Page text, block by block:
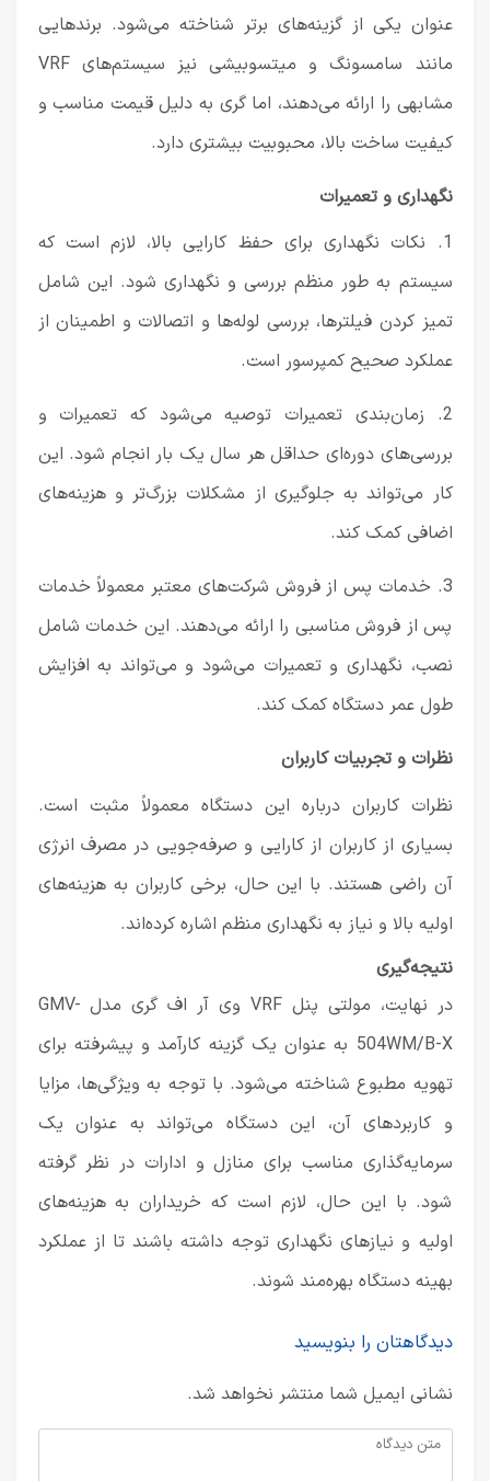
عنوان یکی از گزینه‌های برتر شناخته می‌شود. برندهایی
مانند سامسونگ و میتسوبیشی نیز سیستم‌های VRF
مشابهی را ارائه می‌دهند، اما گری به دلیل قیمت مناسب و
کیفیت ساخت بالا، محبوبیت بیشتری دارد.
نگهداری و تعمیرات
1. نکات نگهداری برای حفظ کارایی بالا، لازم است که
سیستم به طور منظم بررسی و نگهداری شود. این شامل
تمیز کردن فیلترها، بررسی لوله‌ها و اتصالات و اطمینان از
عملکرد صحیح کمپرسور است.
2. زمان‌بندی تعمیرات توصیه می‌شود که تعمیرات و
بررسی‌های دوره‌ای حداقل هر سال یک بار انجام شود. این
کار می‌تواند به جلوگیری از مشکلات بزرگ‌تر و هزینه‌های
اضافی کمک کند.
3. خدمات پس از فروش شرکت‌های معتبر معمولاً خدمات
پس از فروش مناسبی را ارائه می‌دهند. این خدمات شامل
نصب، نگهداری و تعمیرات می‌شود و می‌تواند به افزایش
طول عمر دستگاه کمک کند.
نظرات و تجربیات کاربران
نظرات کاربران درباره این دستگاه معمولاً مثبت است.
بسیاری از کاربران از کارایی و صرفه‌جویی در مصرف انرژی
آن راضی هستند. با این حال، برخی کاربران به هزینه‌های
اولیه بالا و نیاز به نگهداری منظم اشاره کرده‌اند.
نتیجه‌گیری
در نهایت، مولتی پنل VRF وی آر اف گری مدل GMV-
504WM/B-X به عنوان یک گزینه کارآمد و پیشرفته برای
تهویه مطبوع شناخته می‌شود. با توجه به ویژگی‌ها، مزایا
و کاربردهای آن، این دستگاه می‌تواند به عنوان یک
سرمایه‌گذاری مناسب برای منازل و ادارات در نظر گرفته
شود. با این حال، لازم است که خریداران به هزینه‌های
اولیه و نیازهای نگهداری توجه داشته باشند تا از عملکرد
بهینه دستگاه بهره‌مند شوند.
دیدگاهتان را بنویسید
نشانی ایمیل شما منتشر نخواهد شد.